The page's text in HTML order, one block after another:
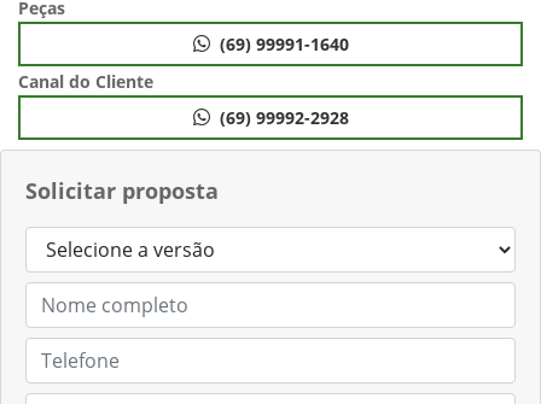
Solicitar proposta
Peças
(69) 99991-1640
Canal do Cliente
(69) 99992-2928